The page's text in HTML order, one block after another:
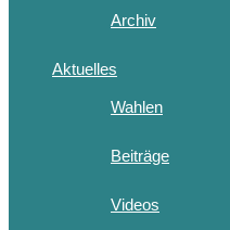
Archiv
Aktuelles
Wahlen
Beiträge
Videos